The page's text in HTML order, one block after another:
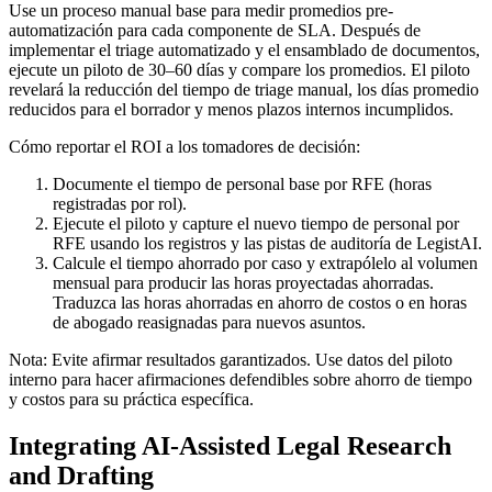
Use un proceso manual base para medir promedios pre-
automatización para cada componente de SLA. Después de
implementar el triage automatizado y el ensamblado de documentos,
ejecute un piloto de 30–60 días y compare los promedios. El piloto
revelará la reducción del tiempo de triage manual, los días promedio
reducidos para el borrador y menos plazos internos incumplidos.
Cómo reportar el ROI a los tomadores de decisión:
Documente el tiempo de personal base por RFE (horas
registradas por rol).
Ejecute el piloto y capture el nuevo tiempo de personal por
RFE usando los registros y las pistas de auditoría de LegistAI.
Calcule el tiempo ahorrado por caso y extrapólelo al volumen
mensual para producir las horas proyectadas ahorradas.
Traduzca las horas ahorradas en ahorro de costos o en horas
de abogado reasignadas para nuevos asuntos.
Nota: Evite afirmar resultados garantizados. Use datos del piloto
interno para hacer afirmaciones defendibles sobre ahorro de tiempo
y costos para su práctica específica.
Integrating AI-Assisted Legal Research
and Drafting